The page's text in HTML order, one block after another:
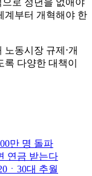
로 정년을 없애야
계부터 개혁해야 한
동시장 규제⋅개
다양한 대책이
만 명 돌파
연금 받는다
ㆍ30대 추월